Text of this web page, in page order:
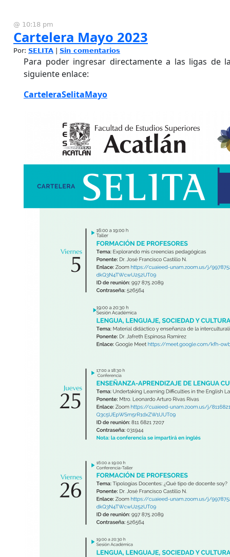
@ 10:18 pm
Cartelera Mayo 2023
Por: SELITA Sin comentarios
Para poder ingresar directamente a las ligas de
siguiente enlace:
CarteleraSelitaMayo